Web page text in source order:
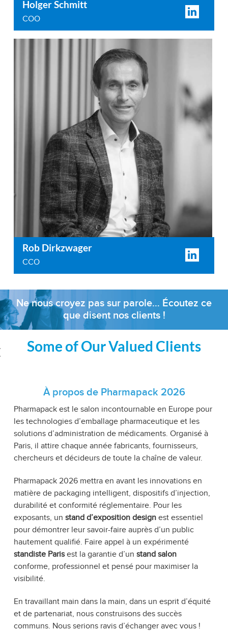
Holger Schmitt
COO
Rob Dirkzwager
CCO
Ne nous croyez pas sur parole… Écoutez ce
que disent nos clients !
Some of Our Valued Clients
À propos de Pharmapack 2026
Pharmapack est le salon incontournable en Europe pour
les technologies d’emballage pharmaceutique et les
solutions d’administration de médicaments. Organisé à
Paris, il attire chaque année fabricants, fournisseurs,
chercheurs et décideurs de toute la chaîne de valeur.
Pharmapack 2026 mettra en avant les innovations en
matière de packaging intelligent, dispositifs d’injection,
durabilité et conformité réglementaire. Pour les
exposants, un stand d’exposition design est essentiel
pour démontrer leur savoir-faire auprès d’un public
hautement qualifié. Faire appel à un expérimenté
standiste Parisest la garantie d’un stand salon
conforme, professionnel et pensé pour maximiser la
visibilité.
En travaillant main dans la main, dans un esprit d’équité
et de partenariat, nous construisons des succès
communs. Nous serions ravis d’échanger avec vous !